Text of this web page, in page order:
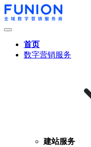
首页
数字营销服务
建站服务